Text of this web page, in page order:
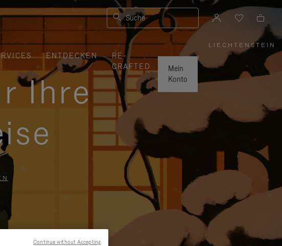
Suche
ENTDECKEN
RE-
CRAFTED
Mein
Konto
LIECHTENSTEIN
,
WÄHLEN
IHRE
REGION
AUS
|
Ihre
Continue without Accepting